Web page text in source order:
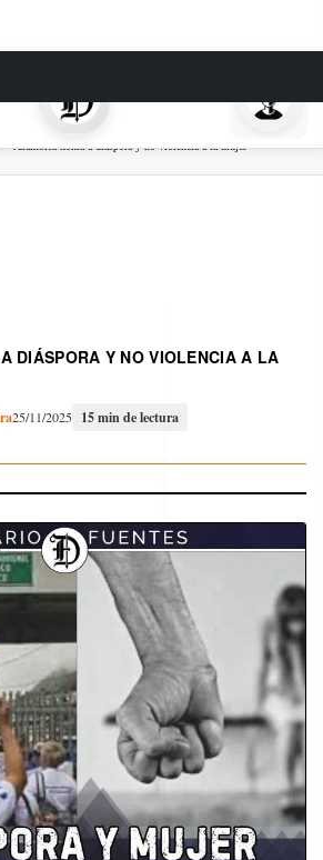
Asamblea honra a diáspora y no violencia a la mujer
DIÁSPORA Y NO VIOLENCIA A LA
25/11/2025 15 min de lectura